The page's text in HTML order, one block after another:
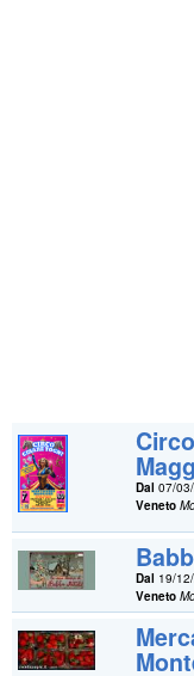
Dal 07/
Veneto
Dal 19/
Veneto